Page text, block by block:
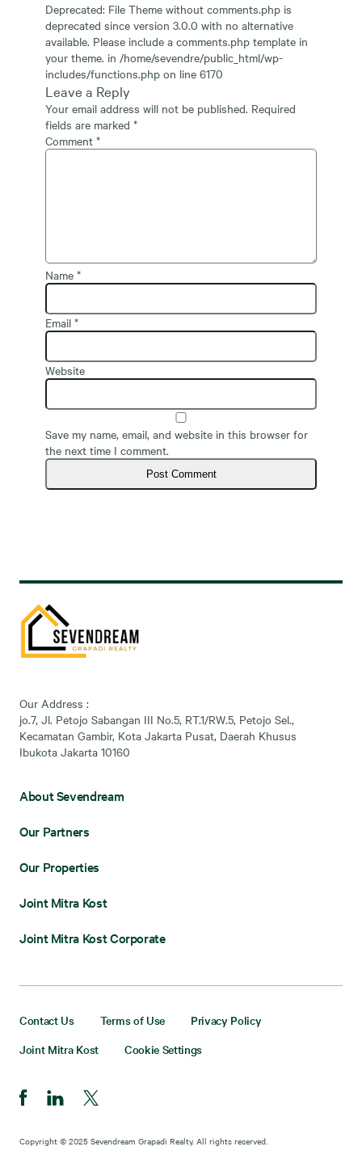
Deprecated: File Theme without comments.php is
deprecated since version 3.0.0 with no alternative
available. Please include a comments.php template in
your theme. in /home/sevendre/public_html/wp-
includes/functions.php on line 6170
Leave a Reply
Your email address will not be published. Required
fields are marked *
Comment *
Name *
Email *
Website
Save my name, email, and website in this browser for
the next time I comment.
Our Address :
jo.7, Jl. Petojo Sabangan III No.5, RT.1/RW.5, Petojo Sel.,
Kecamatan Gambir, Kota Jakarta Pusat, Daerah Khusus
Ibukota Jakarta 10160
About Sevendream
Our Partners
Our Properties
Joint Mitra Kost
Joint Mitra Kost Corporate
Contact Us Terms of Use
Privacy Policy
Joint Mitra Kost
Cookie Settings
Copyright © 2025 Sevendream Grapadi Realty. All rights reserved.